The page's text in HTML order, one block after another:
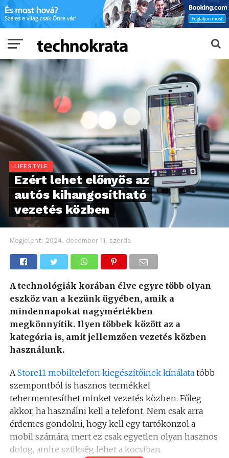
LIFESTYLE
Ezért lehet előnyös az
autós kihangosítható
vezetés közben
Megjelent: 2024. december 11. szerda
A technológiák korában élve egyre több olyan
eszköz van a kezünk ügyében, amik a
mindennapokat nagymértékben
megkönnyítik. Ilyen többek között az a
kategória is, amit jellemzően vezetés közben
használunk.
A Store11 mobiltelefon kiegészítőinek kínálatatöbb
szempontból is hasznos termékkel
tehermentesíthet minket vezetés közben. Főleg
akkor, ha használni kell a telefont. Nem csak arra
érdemes gondolni, hogy kell egy tartókonzol a
mobil számára, mert ez csak egyetlen olyan hasznos
dolog, amire szükség lehet a kocsiban.